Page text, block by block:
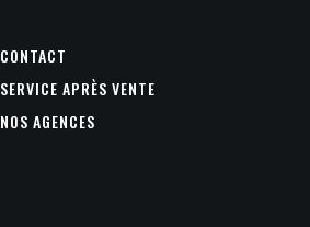
CONTACT
SERVICE APRÈS VENTE
NOS AGENCES